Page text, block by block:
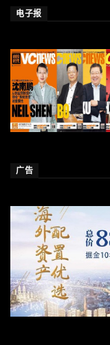
电子报
广告